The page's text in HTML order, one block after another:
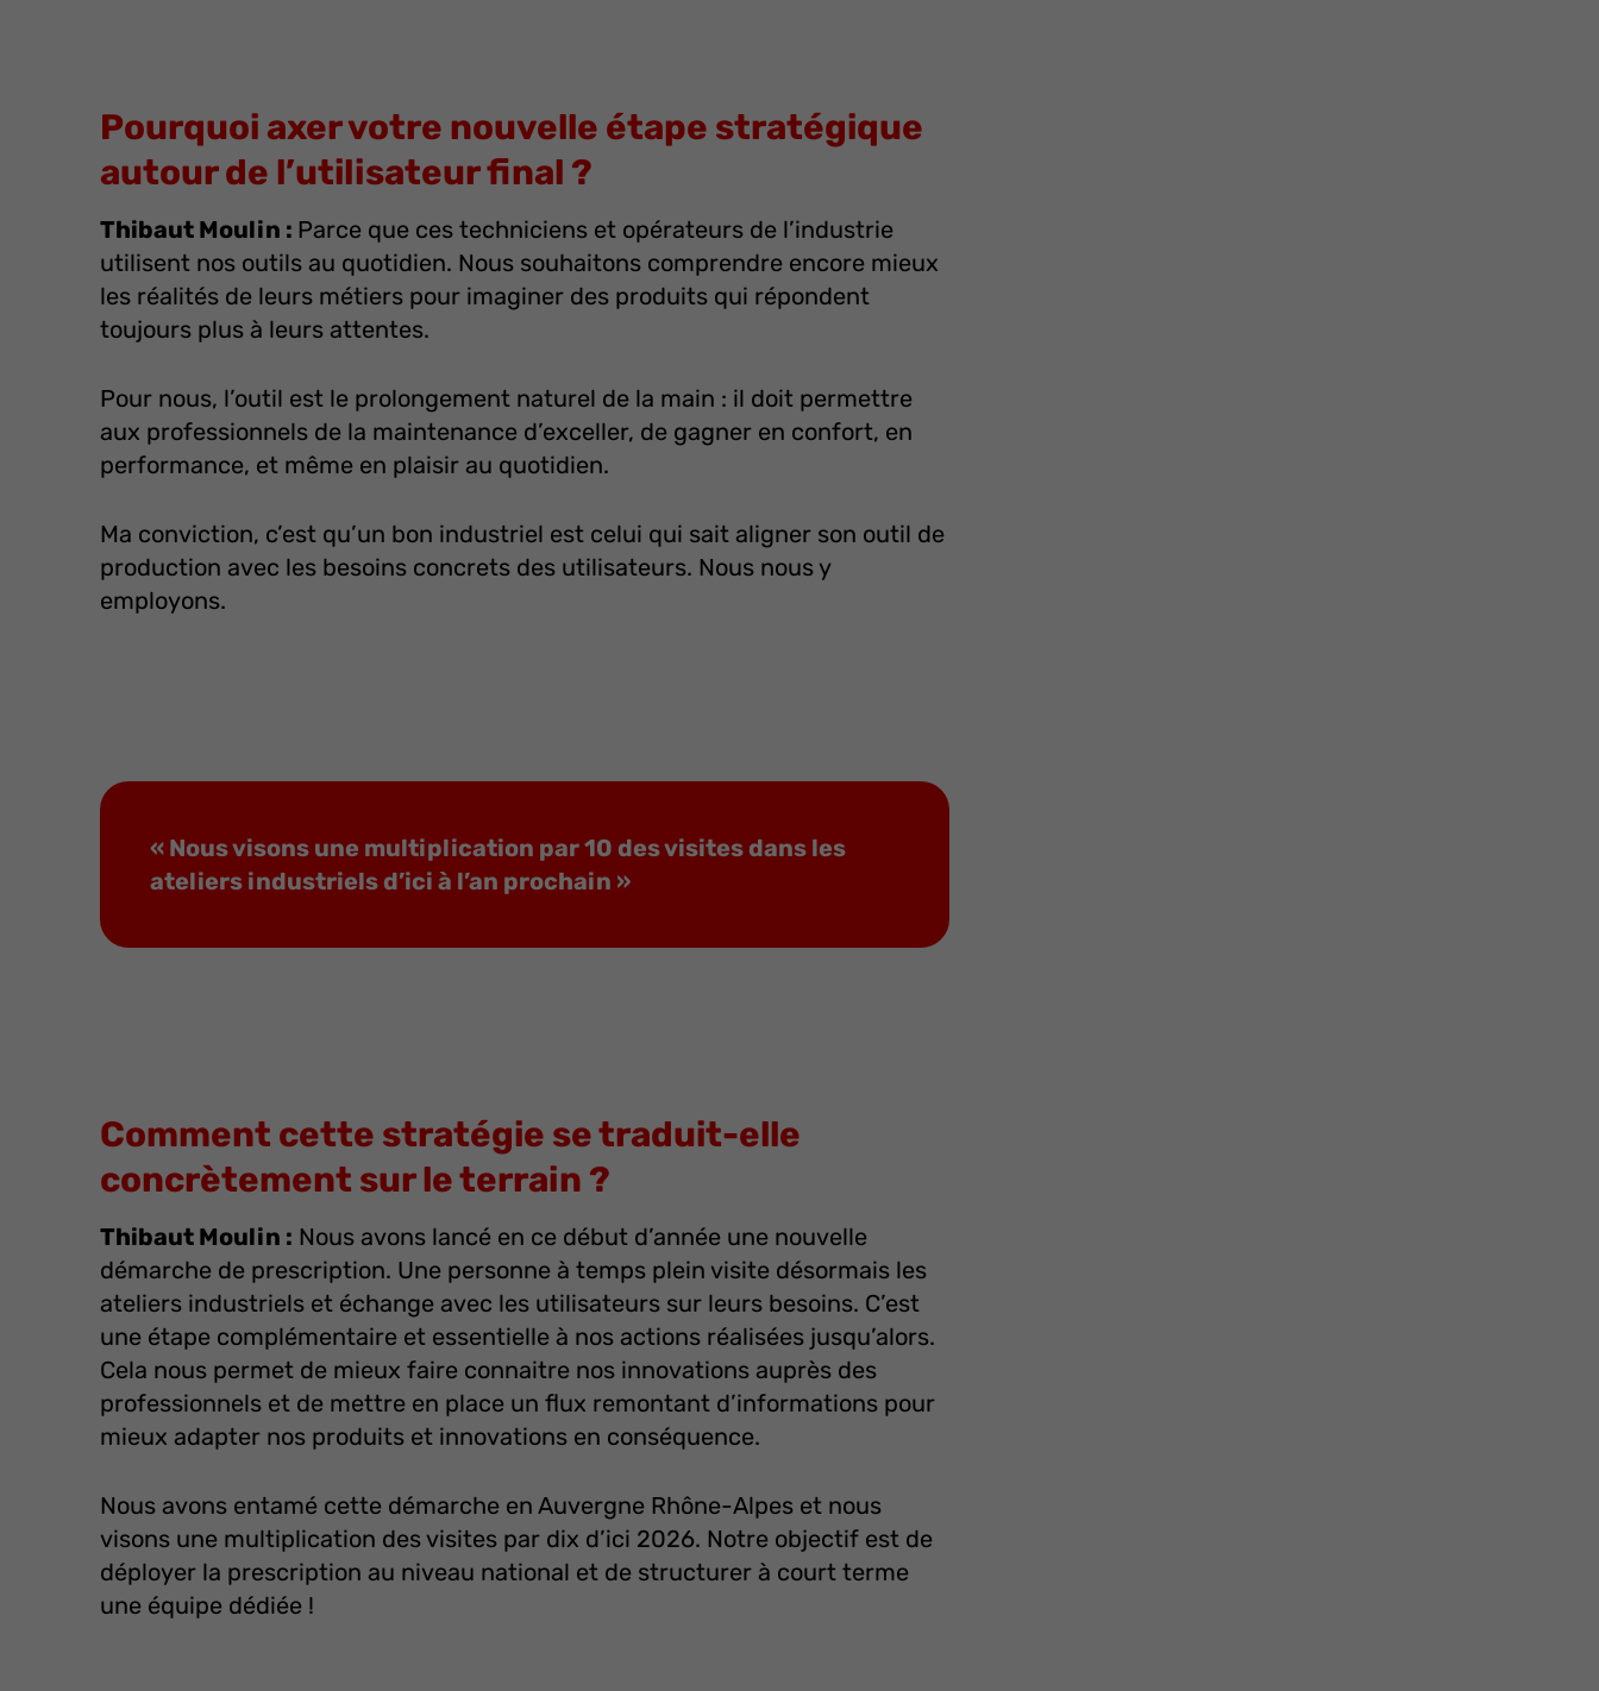
Pourquoi axer votre nouvelle étape stratégique
autour de l’utilisateur final ?
Thibaut Moulin : Parce que ces techniciens et opérateurs de l’industrie
utilisent nos outils au quotidien. Nous souhaitons comprendre encore mieux
les réalités de leurs métiers pour imaginer des produits qui répondent
toujours plus à leurs attentes.
Pour nous, l’outil est le prolongement naturel de la main : il doit permettre
aux professionnels de la maintenance d’exceller, de gagner en confort, en
performance, et même en plaisir au quotidien.
Ma conviction, c’est qu’un bon industriel est celui qui sait aligner son outil de
production avec les besoins concrets des utilisateurs. Nous nous y
employons.
« Nous visons une multiplication par 10 des visites dans les
ateliers industriels d’ici à l’an prochain »
Comment cette stratégie se traduit-elle
concrètement sur le terrain ?
Thibaut Moulin : Nous avons lancé en ce début d’année une nouvelle
démarche de prescription. Une personne à temps plein visite désormais les
ateliers industriels et échange avec les utilisateurs sur leurs besoins. C’est
une étape complémentaire et essentielle à nos actions réalisées jusqu’alors.
Cela nous permet de mieux faire connaitre nos innovations auprès des
professionnels et de mettre en place un flux remontant d’informations pour
mieux adapter nos produits et innovations en conséquence.
Nous avons entamé cette démarche en Auvergne Rhône-Alpes et nous
visons une multiplication des visites par dix d’ici 2026. Notre objectif est de
déployer la prescription au niveau national et de structurer à court terme
une équipe dédiée !